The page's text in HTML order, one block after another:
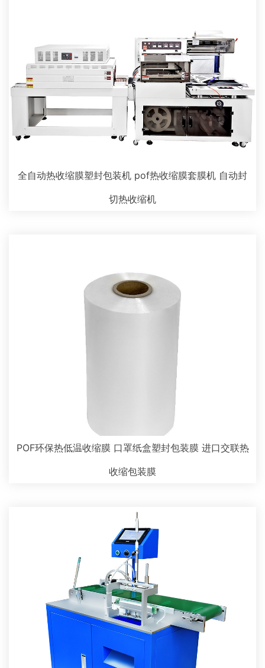
全自动热收缩膜塑封包装机 pof热收缩膜套膜机 自动封
切热收缩机
POF环保热低温收缩膜 口罩纸盒塑封包装膜 进口交联热
收缩包装膜